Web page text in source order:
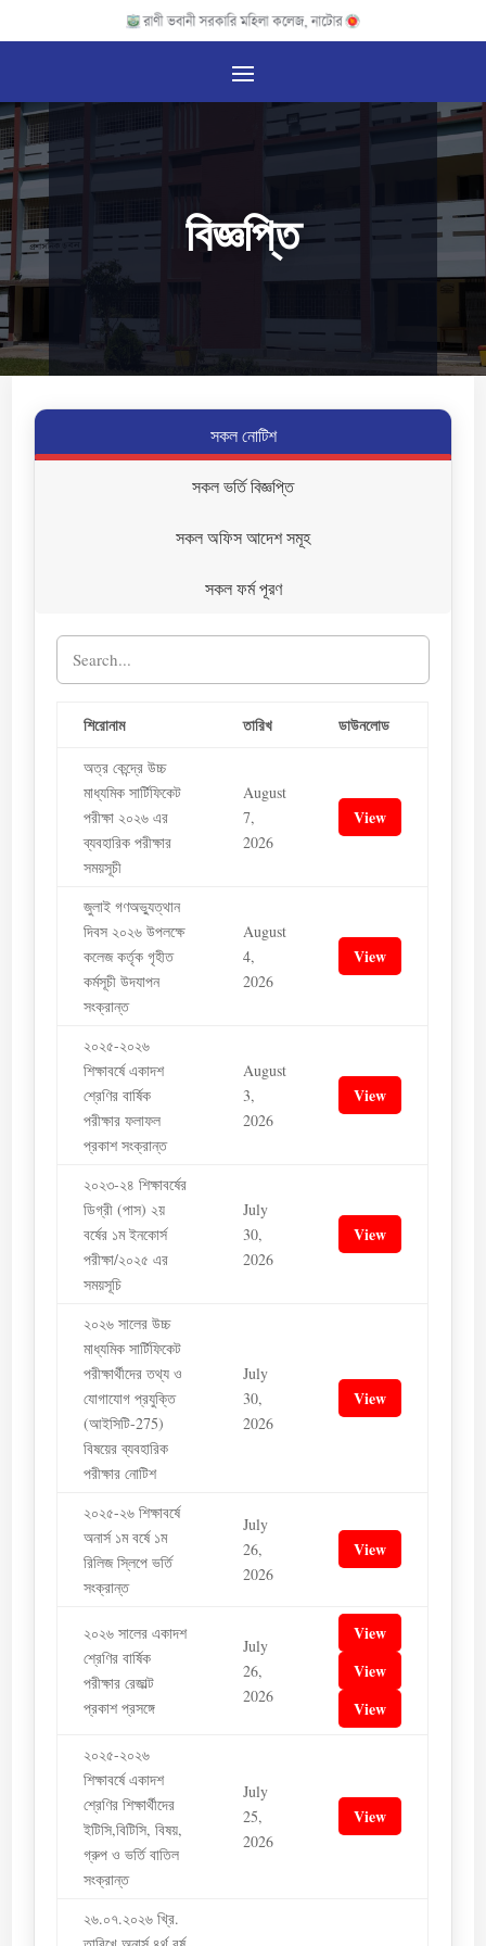
বিজ্ঞপ্তি
সকল নোটিশ
সকল ভর্তি বিজ্ঞপ্তি
সকল অফিস আদেশ সমূহ
সকল ফর্ম পূরণ
শিরোনাম তারিখ ডাউনলোড
অত্র কেন্দ্রে উচ্চ
মাধ্যমিক সার্টিফিকেট
পরীক্ষা ২০২৬ এর
ব্যবহারিক পরীক্ষার
সময়সূচী
August
7,
2026
View
জুলাই গণঅভ্যুত্থান
দিবস ২০২৬ উপলক্ষে
কলেজ কর্তৃক গৃহীত
কর্মসূচী উদযাপন
সংক্রান্ত
August
4,
2026
View
২০২৫-২০২৬
শিক্ষাবর্ষে একাদশ
শ্রেণির বার্ষিক
পরীক্ষার ফলাফল
প্রকাশ সংক্রান্ত
August
3,
2026
View
২০২৩-২৪ শিক্ষাবর্ষের
ডিগ্রী (পাস) ২য়
বর্ষের ১ম ইনকোর্স
পরীক্ষা/২০২৫ এর
সময়সূচি
July
30,
2026
View
২০২৬ সালের উচ্চ
মাধ্যমিক সার্টিফিকেট
পরীক্ষার্থীদের তথ্য ও
যোগাযোগ প্রযুক্তি
(আইসিটি-275)
বিষয়ের ব্যবহারিক
পরীক্ষার নোটিশ
July
30,
2026
View
২০২৫-২৬ শিক্ষাবর্ষে
অনার্স ১ম বর্ষে ১ম
রিলিজ স্লিপে ভর্তি
সংক্রান্ত
July
26,
2026
View
২০২৬ সালের একাদশ
শ্রেণির বার্ষিক
পরীক্ষার রেজাল্ট
প্রকাশ প্রসঙ্গে
July
26,
2026
View
View
View
২০২৫-২০২৬
শিক্ষাবর্ষে একাদশ
শ্রেণির শিক্ষার্থীদের
ইটিসি,বিটিসি, বিষয়,
গ্রুপ ও ভর্তি বাতিল
সংক্রান্ত
July
25,
2026
View
২৬.০৭.২০২৬ খ্রি.